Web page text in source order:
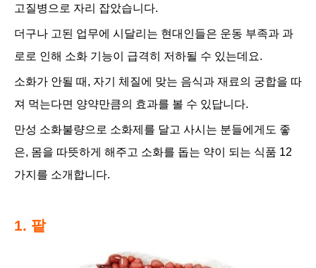
고질병으로 자리 잡았습니다.
더구나 고된 업무에 시달리는 현대인들은 운동 부족과 과
로로 인해 소화 기능이 급격히 저하될 수 있는데요.
소화가 안될 때, 자기 체질에 맞는 음식과 재료의 궁합을 따
져 먹는다면 양약만큼의 효과를 볼 수 있답니다.
만성 소화불량으로 소화제를 달고 사시는 분들에게도 좋
은, 몸을 따뜻하게 해주고 소화를 돕는 약이 되는 식품 12
가지를 소개합니다.
1. 팥